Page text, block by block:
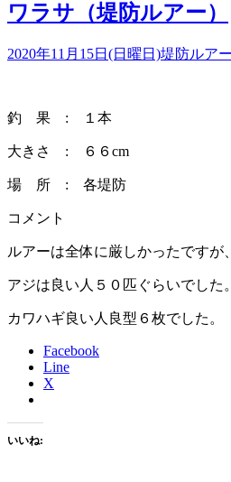
ワラサ（堤防ルアー）
2020年11月15日(日曜日)堤防ルアー
釣 果 : １本
大きさ : ６６cm
場 所 : 各堤防
コメント
ルアーは全体に厳しかったですが
アジは良い人５０匹ぐらいでした。
カワハギ良い人良型６枚でした。
Facebook
Line
X
いいね: